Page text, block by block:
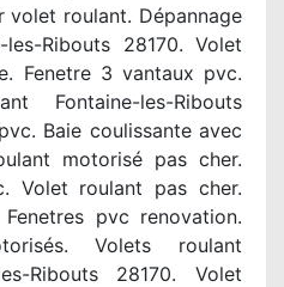
roulant. Dépannage
Ribouts 28170. Volet
Fenetre 3 vantaux pvc.
Fontaine-les-Ribouts
Baie coulissante avec
motorisé pas cher.
Volet roulant pas cher.
pvc renovation.
Volets roulant
Ribouts 28170. Volet